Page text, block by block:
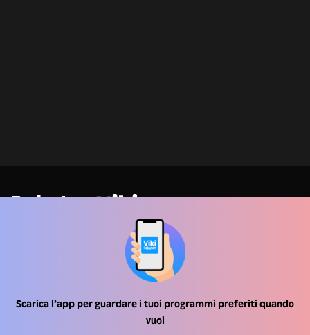
Scarica l’app per guardare i tuoi programmi preferiti quando
vuoi
Centro assistenza